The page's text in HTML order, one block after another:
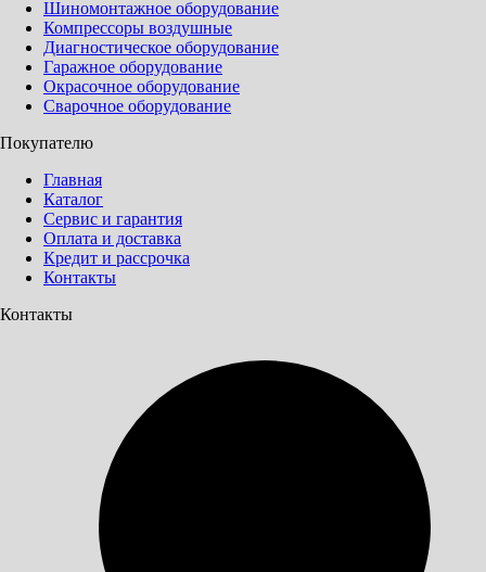
Шиномонтажное оборудование
Компрессоры воздушные
Диагностическое оборудование
Гаражное оборудование
Окрасочное оборудование
Сварочное оборудование
Покупателю
Главная
Каталог
Сервис и гарантия
Оплата и доставка
Кредит и рассрочка
Контакты
Контакты